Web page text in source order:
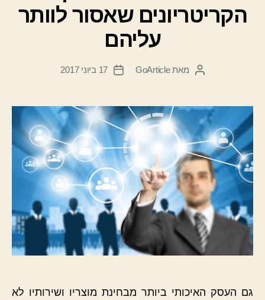
הקריטריונים שאסור לוותר
עליהם
המחבר
מאתGoArticle
תאריך
17 ביוני 2017
גם העסק האיכותי ביותר מבחינת מוצריו ושירותיו לא